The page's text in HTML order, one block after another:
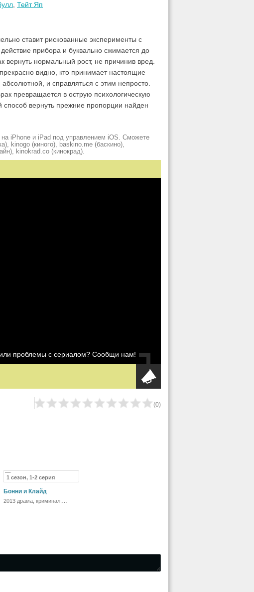
Тейт Яп
ставит рискованные эксперименты с
прибора и буквально сжимается до
нормальный рост, не причинив вред.
видно, кто принимает настоящие
и справляться с этим непросто.
превращается в острую психологическую
вернуть прежние пропорции найден
iPhone и iPad под управлением iOS. Сможете
kinogo (киного), baskino.me (баскино),
kinokrad.сo (кинокрад).
проблемы с сериалом? Сообщи нам!
(0)
1 сезон, 1-2 серия
Бонни и Клайд
2013 драма, криминал,